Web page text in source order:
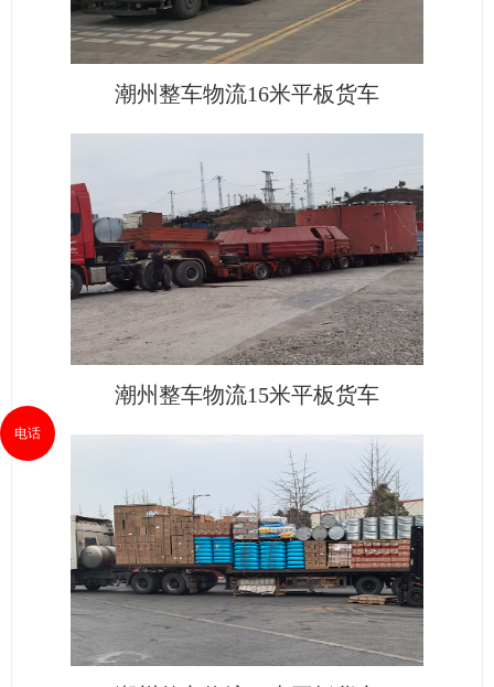
潮州整车物流16米平板货车
潮州整车物流15米平板货车
电话